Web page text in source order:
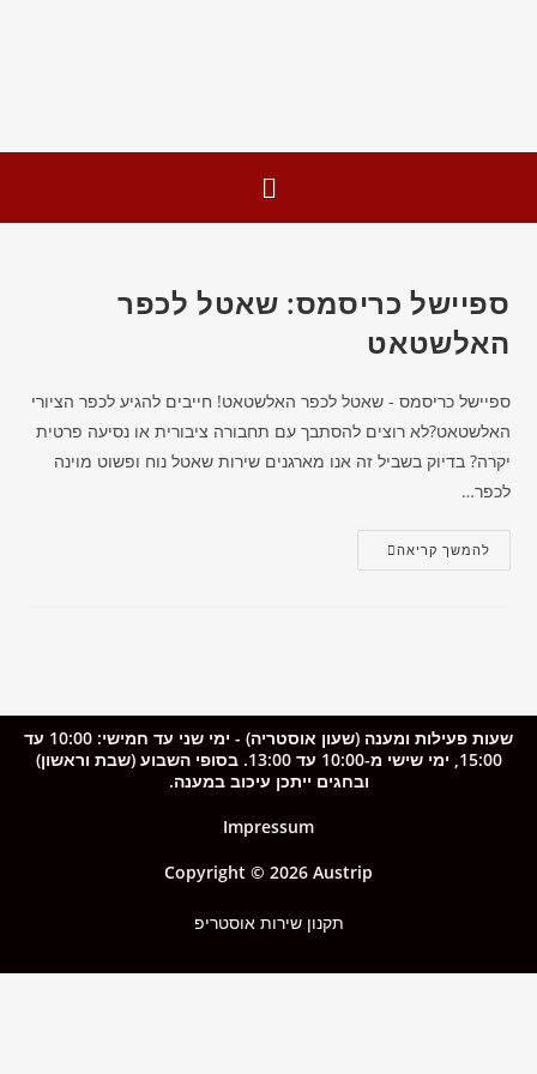
ספיישל כריסמס: שאטל לכפר
האלשטאט
ספיישל כריסמס - שאטל לכפר האלשטאט! חייבים להגיע לכפר הציורי
האלשטאט?לא רוצים להסתבך עם תחבורה ציבורית או נסיעה פרטית
יקרה? בדיוק בשביל זה אנו מארגנים שירות שאטל נוח ופשוט מוינה
לכפר…
להמשך קריאה
שעות פעילות ומענה (שעון אוסטריה) - ימי שני עד חמישי: 10:00 עד
15:00, ימי שישי מ-10:00 עד 13:00. בסופי השבוע (שבת וראשון)
ובחגים ייתכן עיכוב במענה.
Impressum
Copyright © 2026 Austrip
תקנון שירות אוסטריפ